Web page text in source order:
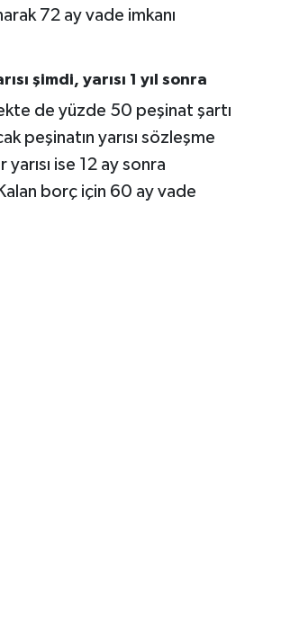
72 ay vade imkanı
şimdi, yarısı 1 yıl sonra
de yüzde 50 peşinat şartı
peşinatın yarısı sözleşme
yarısı ise 12 ay sonra
borç için 60 ay vade